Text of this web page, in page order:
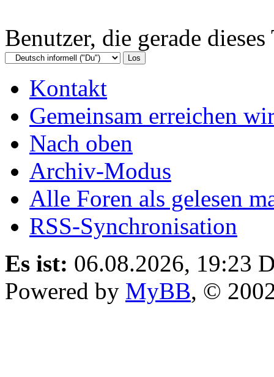
Benutzer, die gerade
Kontakt
Gemeinsam erreichen
Nach oben
Archiv-Modus
Alle Foren als gelesen
RSS-Synchronisation
Es ist: 06.08.2026, 19:23
Powered by MyBB, ©